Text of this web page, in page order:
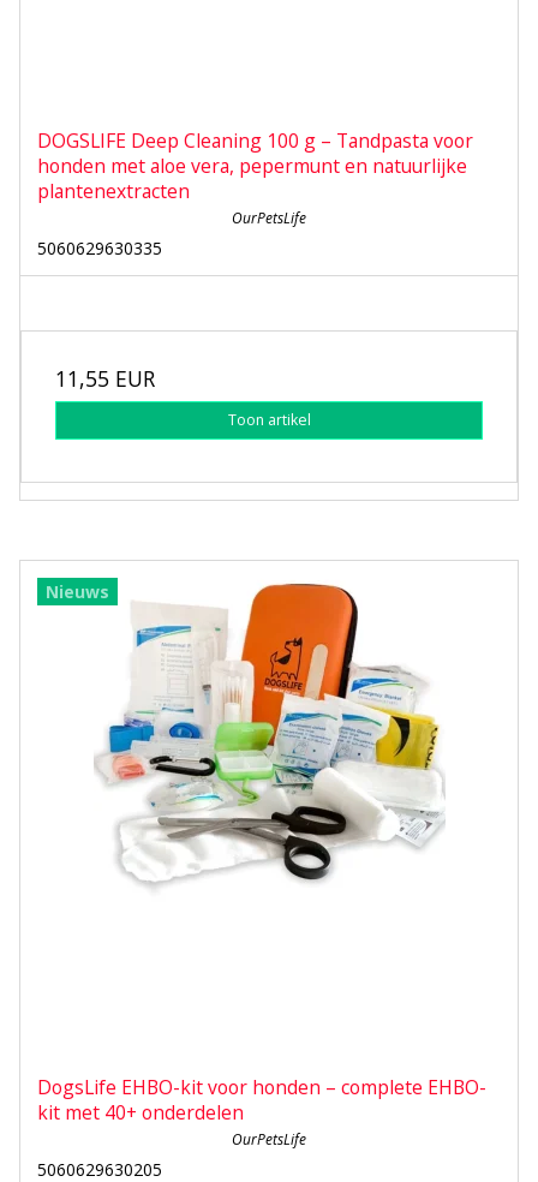
DOGSLIFE Deep Cleaning 100 g – Tandpasta voor
honden met aloe vera, pepermunt en natuurlijke
plantenextracten
OurPetsLife
5060629630335
11,55 EUR
Toon artikel
Nieuws
DogsLife EHBO-kit voor honden – complete EHBO-
kit met 40+ onderdelen
OurPetsLife
5060629630205